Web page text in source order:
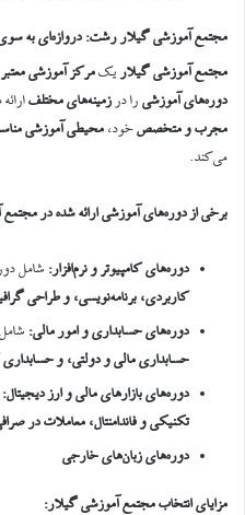
مجتمع آموزشی گیلار رشت: دروازه‌ای به
مجتمع آموزشی گیلار یکمرکز آموزشی معتبر
دوره‌های آموزشی را در زمینه‌های مختلف
مجرب و متخصصخود، محیطی آموزشی
می‌کند.
برخی از دوره‌های آموزشی ارائه شده در
دوره‌های کامپیوتر و نرم‌افزار: شامل
کاربردی، برنامه‌نویسی، و طراحی
دوره‌های حسابداری و امور مالی:
حسابداری مالی و دولتی، و حسابداری
دوره‌های بازارهای مالی و ارز دیجیتال:
تکنیکی و فاندامنتال، معاملات در
دوره‌های زبان‌های خارجی
مزایای انتخاب مجتمع آموزشی گیلار: